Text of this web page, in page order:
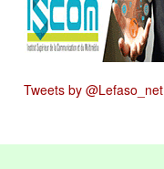
Tweets by @Lefaso_net